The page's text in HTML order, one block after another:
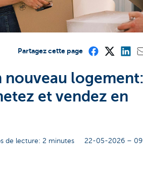
Partagez cette page
nouveau logement:
et vendez en
de lecture: 2 minutes 22-05-2026 –